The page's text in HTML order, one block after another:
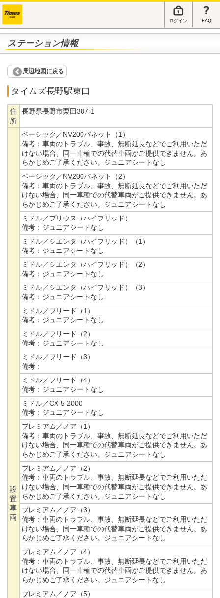
ログイン FAQ
ステーション情報
周辺地図に戻る
タイムズ長野駅東口
住
所
長野県長野市栗田387-1
設
置
車
両
ベーシック／NV200バネット（1）
備考： 車両のトラブル、事故、無断延長などでご利用いただ
けない場合、同一車種での代替車両がご提供できません。あ
らかじめご了承ください。ジュニアシートなし
ベーシック／NV200バネット（2）
備考： 車両のトラブル、事故、無断延長などでご利用いただ
けない場合、同一車種での代替車両がご提供できません。あ
らかじめご了承ください。ジュニアシートなし
ミドル／プリウス（ハイブリッド）
備考： ジュニアシートなし
ミドル／シエンタ（ハイブリッド）（1）
備考： ジュニアシートなし
ミドル／シエンタ（ハイブリッド）（2）
備考： ジュニアシートなし
ミドル／シエンタ（ハイブリッド）（3）
備考： ジュニアシートなし
ミドル／フリード（1）
備考： ジュニアシートなし
ミドル／フリード（2）
備考： ジュニアシートなし
ミドル／フリード（3）
備考：
ミドル／フリード（4）
備考： ジュニアシートなし
ミドル／CX-5 2000
備考： ジュニアシートなし
プレミアム／ノア（1）
備考： 車両のトラブル、事故、無断延長などでご利用いただ
けない場合、同一車種での代替車両がご提供できません。あ
らかじめご了承ください。ジュニアシートなし
プレミアム／ノア（2）
備考： 車両のトラブル、事故、無断延長などでご利用いただ
けない場合、同一車種での代替車両がご提供できません。あ
らかじめご了承ください。ジュニアシートなし
プレミアム／ノア（3）
備考： 車両のトラブル、事故、無断延長などでご利用いただ
けない場合、同一車種での代替車両がご提供できません。あ
らかじめご了承ください。ジュニアシートなし
プレミアム／ノア（4）
備考： 車両のトラブル、事故、無断延長などでご利用いただ
けない場合、同一車種での代替車両がご提供できません。あ
らかじめご了承ください。ジュニアシートなし
プレミアム／ノア（5）